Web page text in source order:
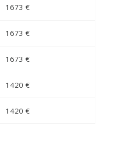
1673 €
1673 €
1673 €
1420 €
1420 €